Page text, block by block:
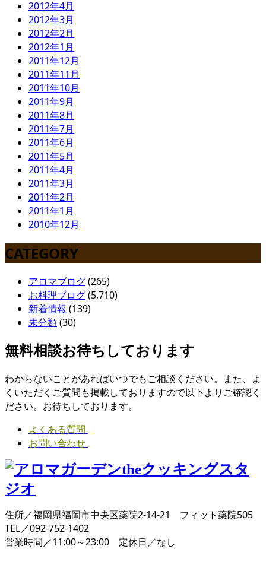
2012年4月
2012年3月
2012年2月
2012年1月
2011年12月
2011年11月
2011年10月
2011年9月
2011年8月
2011年7月
2011年6月
2011年5月
2011年4月
2011年3月
2011年2月
2011年1月
2010年12月
CATEGORY
アロマブログ(265)
お料理ブログ(5,710)
新着情報 (139)
未分類(30)
無料相談お待ちしております
わからないことがあればいつでもご相談ください。また、よ
くいただくご質問も掲載しておりますので以下よりご確認く
ださい。お待ちしております。
よくある質問
お問い合わせ
住所／福岡県福岡市中央区薬院2-14-21 フィット薬院505
TEL／092-752-1402
営業時間／11:00～23:00 定休日／なし